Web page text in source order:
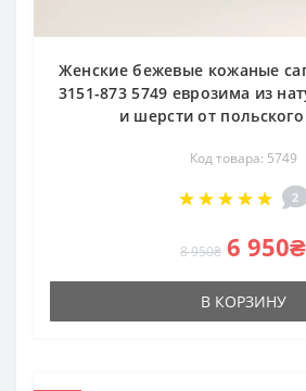
Женские бежевые кожаные
3151-873 5749 еврозима из
и шерсти от
Код товара: 5749
2
8 950₴ 6 950₴
В КОРЗИНУ